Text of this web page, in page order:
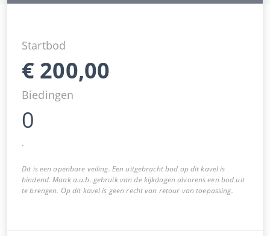
Startbod
€ 200,00
Biedingen
0
.
Dit is een openbare veiling. Een uitgebracht bod op dit kavel is
bindend. Maak a.u.b. gebruik van de kijkdagen alvorens een bod uit
te brengen. Op dit kavel is geen recht van retour van toepassing.